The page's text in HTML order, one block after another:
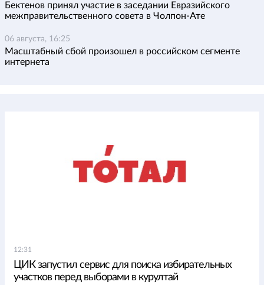
Бектенов принял участие в заседании Евразийского
межправительственного совета в Чолпон-Ате
06 августа, 16:25
Масштабный сбой произошел в российском сегменте
интернета
12:31
ЦИК запустил сервис для поиска избирательных
участков перед выборами в курултай